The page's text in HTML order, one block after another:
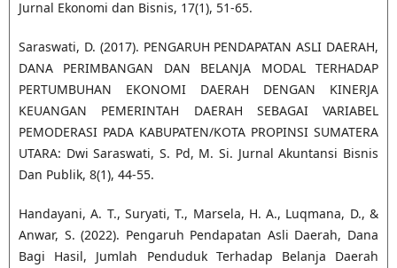
Jurnal Ekonomi dan Bisnis, 17(1), 51-65.
Saraswati, D. (2017). PENGARUH PENDAPATAN ASLI DAERAH,
DANA PERIMBANGAN DAN BELANJA MODAL TERHADAP
PERTUMBUHAN EKONOMI DAERAH DENGAN KINERJA
KEUANGAN PEMERINTAH DAERAH SEBAGAI VARIABEL
PEMODERASI PADA KABUPATEN/KOTA PROPINSI SUMATERA
UTARA: Dwi Saraswati, S. Pd, M. Si. Jurnal Akuntansi Bisnis
Dan Publik, 8(1), 44-55.
Handayani, A. T., Suryati, T., Marsela, H. A., Luqmana, D., &
Anwar, S. (2022). Pengaruh Pendapatan Asli Daerah, Dana
Bagi Hasil, Jumlah Penduduk Terhadap Belanja Daerah